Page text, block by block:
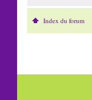
Index du forum